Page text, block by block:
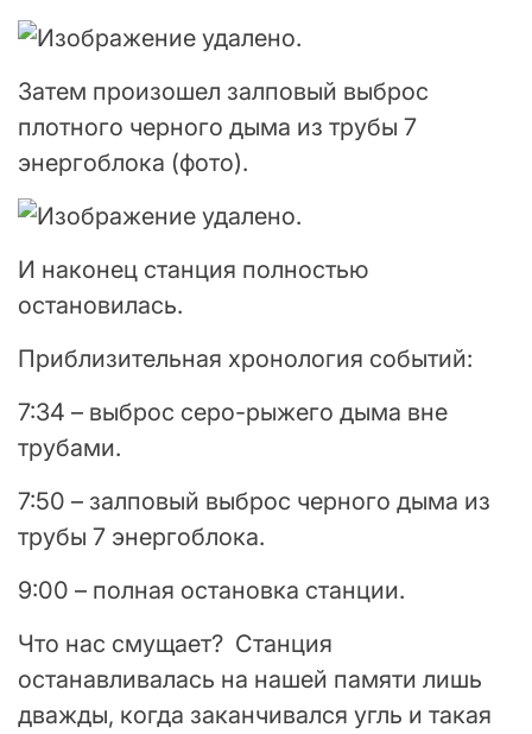
Затем произошел залповый выброс
плотного черного дыма из трубы 7
энергоблока (фото).
И наконец станция полностью
остановилась.
Приблизительная хронология событий:
7:34 – выброс серо-рыжего дыма вне
трубами.
7:50 – залповый выброс черного дыма из
трубы 7 энергоблока.
9:00 – полная остановка станции.
Что нас смущает? Станция
останавливалась на нашей памяти лишь
дважды, когда заканчивался угль и такая